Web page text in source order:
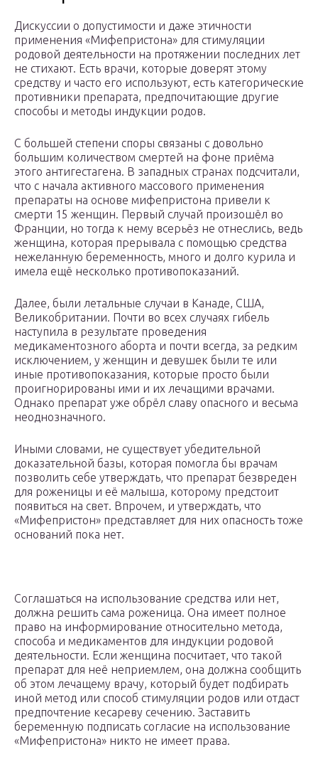
Дискуссии о допустимости и даже этичности
применения «Мифепристона» для стимуляции
родовой деятельности на протяжении последних лет
не стихают. Есть врачи, которые доверят этому
средству и часто его используют, есть категорические
противники препарата, предпочитающие другие
способы и методы индукции родов.
С большей степени споры связаны с довольно
большим количеством смертей на фоне приёма
этого антигестагена. В западных странах подсчитали,
что с начала активного массового применения
препараты на основе мифепристона привели к
смерти 15 женщин. Первый случай произошёл во
Франции, но тогда к нему всерьёз не отнеслись, ведь
женщина, которая прерывала с помощью средства
нежеланную беременность, много и долго курила и
имела ещё несколько противопоказаний.
Далее, были летальные случаи в Канаде, США,
Великобритании. Почти во всех случаях гибель
наступила в результате проведения
медикаментозного аборта и почти всегда, за редким
исключением, у женщин и девушек были те или
иные противопоказания, которые просто были
проигнорированы ими и их лечащими врачами.
Однако препарат уже обрёл славу опасного и весьма
неоднозначного.
Иными словами, не существует убедительной
доказательной базы, которая помогла бы врачам
позволить себе утверждать, что препарат безвреден
для роженицы и её малыша, которому предстоит
появиться на свет. Впрочем, и утверждать, что
«Мифепристон» представляет для них опасность тоже
оснований пока нет.
Соглашаться на использование средства или нет,
должна решить сама роженица. Она имеет полное
право на информирование относительно метода,
способа и медикаментов для индукции родовой
деятельности. Если женщина посчитает, что такой
препарат для неё неприемлем, она должна сообщить
об этом лечащему врачу, который будет подбирать
иной метод или способ стимуляции родов или отдаст
предпочтение кесареву сечению. Заставить
беременную подписать согласие на использование
«Мифепристона» никто не имеет права.